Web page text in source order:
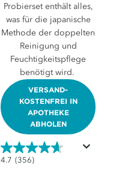
Probierset enthält alles,
was für die japanische
Methode der doppelten
Reinigung und
Feuchtigkeitspflege
benötigt wird.
VERSAND-
KOSTENFREI IN
APOTHEKE
ABHOLEN
4.7 (356)
4.7